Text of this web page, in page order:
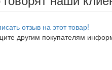
отзыв на этот товар!
другим покупателям